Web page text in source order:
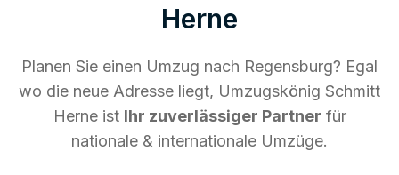
Herne
Planen Sie einen Umzug nach Regensburg? Egal
wo die neue Adresse liegt, Umzugskönig Schmitt
Herne ist Ihr zuverlässiger Partner für
nationale & internationale Umzüge.